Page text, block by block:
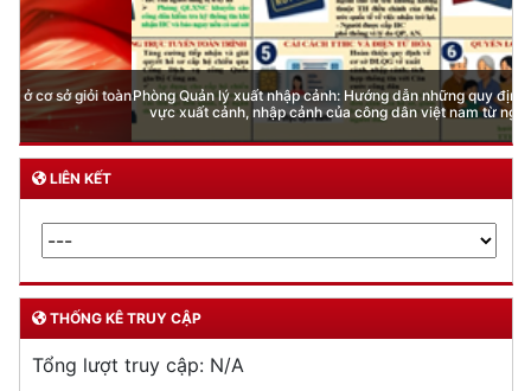
Phòng Quản lý xuất nhập cảnh: Hướng dẫn những quy định mới trong lĩnh
vực xuất cảnh, nhập cảnh của công dân việt nam từ ngày 01/7/2026
LIÊN KẾT
THỐNG KÊ TRUY CẬP
Tổng lượt truy cập: N/A